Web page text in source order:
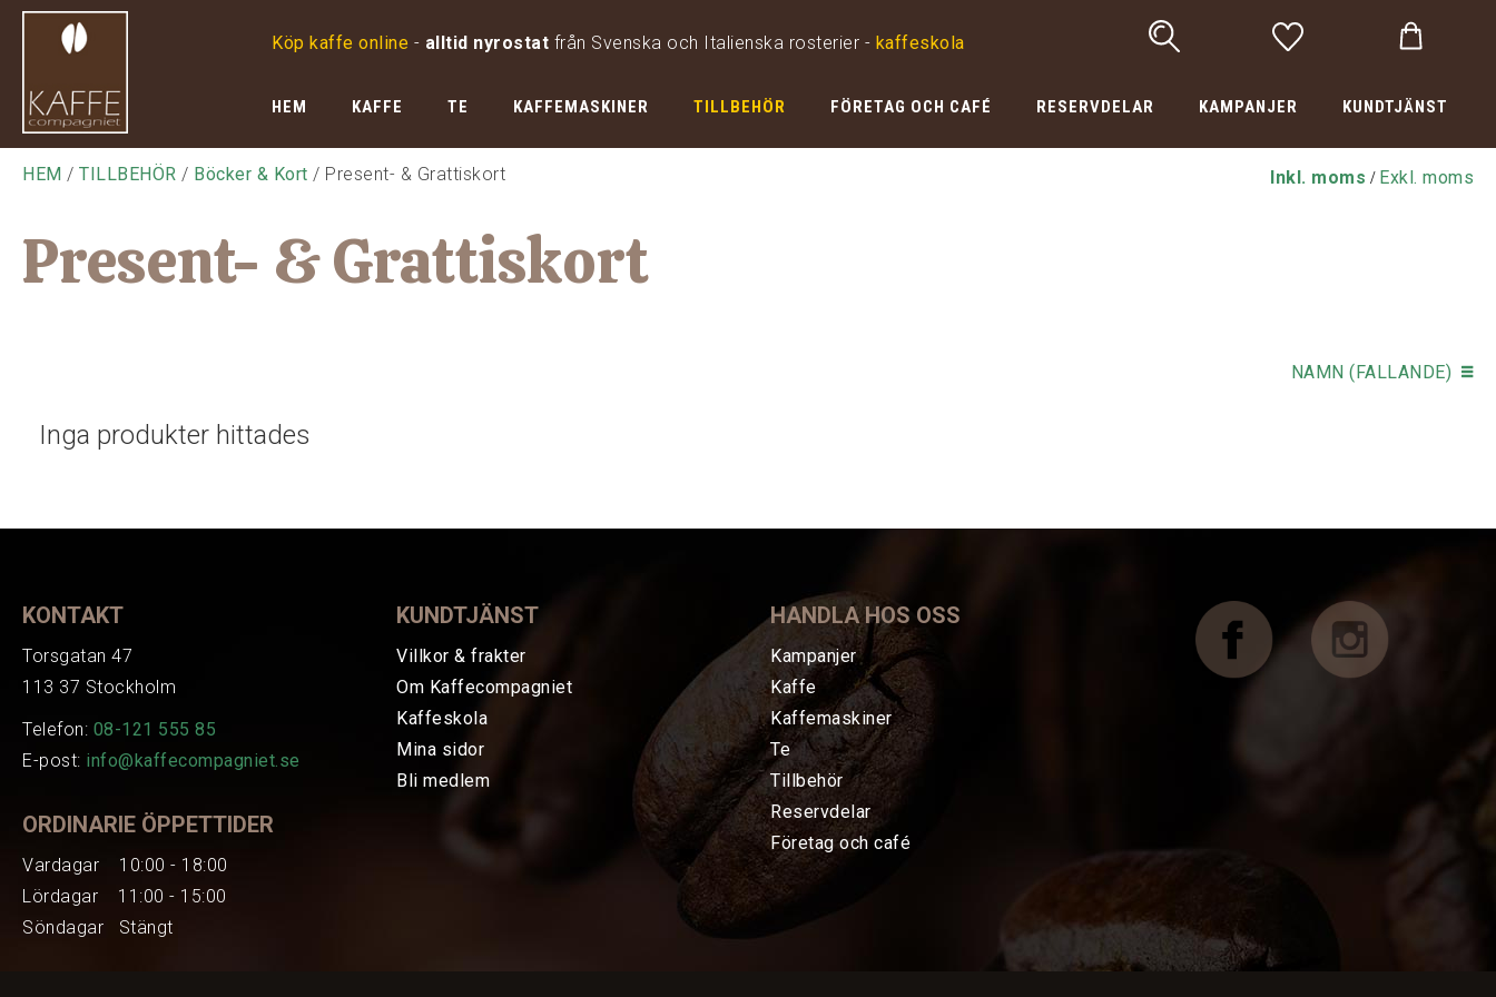
Köp kaffe online - alltid nyrostat från Svenska och Italienska rosterier - kaffeskola
HEM KAFFE TE KAFFEMASKINER TILLBEHÖR FÖRETAG OCH CAFÉ RESERVDELAR KAMPANJER KUNDTJÄNST
HEM / TILLBEHÖR / Böcker & Kort / Present- & Grattiskort Inkl. moms / Exkl. moms
Present- & Grattiskort
NAMN (FALLANDE)
Inga produkter hittades
KONTAKT
Torsgatan 47
113 37 Stockholm
Telefon: 08-121 555 85
E-post: info@kaffecompagniet.se
ORDINARIE ÖPPETTIDER
Vardagar 10:00 - 18:00
Lördagar 11:00 - 15:00
Söndagar Stängt
KUNDTJÄNST
Villkor & frakter
Om Kaffecompagniet
Kaffeskola
Mina sidor
Bli medlem
HANDLA HOS OSS
Kampanjer
Kaffe
Kaffemaskiner
Te
Tillbehör
Reservdelar
Företag och café